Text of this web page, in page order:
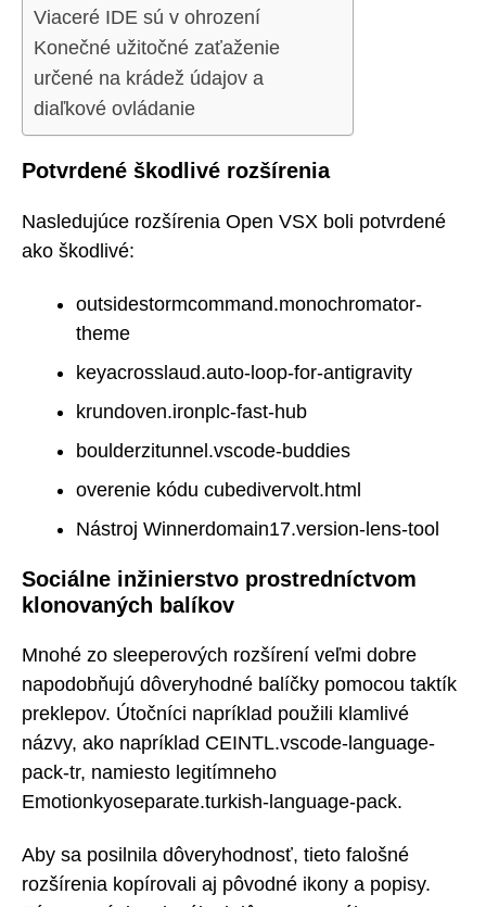
Viaceré IDE sú v ohrození
Konečné užitočné zaťaženie
určené na krádež údajov a
diaľkové ovládanie
Potvrdené škodlivé rozšírenia
Nasledujúce rozšírenia Open VSX boli potvrdené
ako škodlivé:
outsidestormcommand.monochromator-
theme
keyacrosslaud.auto-loop-for-antigravity
krundoven.ironplc-fast-hub
boulderzitunnel.vscode-buddies
overenie kódu cubedivervolt.html
Nástroj Winnerdomain17.version-lens-tool
Sociálne inžinierstvo prostredníctvom
klonovaných balíkov
Mnohé zo sleeperových rozšírení veľmi dobre
napodobňujú dôveryhodné balíčky pomocou taktík
preklepov. Útočníci napríklad použili klamlivé
názvy, ako napríklad CEINTL.vscode-language-
pack-tr, namiesto legitímneho
Emotionkyoseparate.turkish-language-pack.
Aby sa posilnila dôveryhodnosť, tieto falošné
rozšírenia kopírovali aj pôvodné ikony a popisy.